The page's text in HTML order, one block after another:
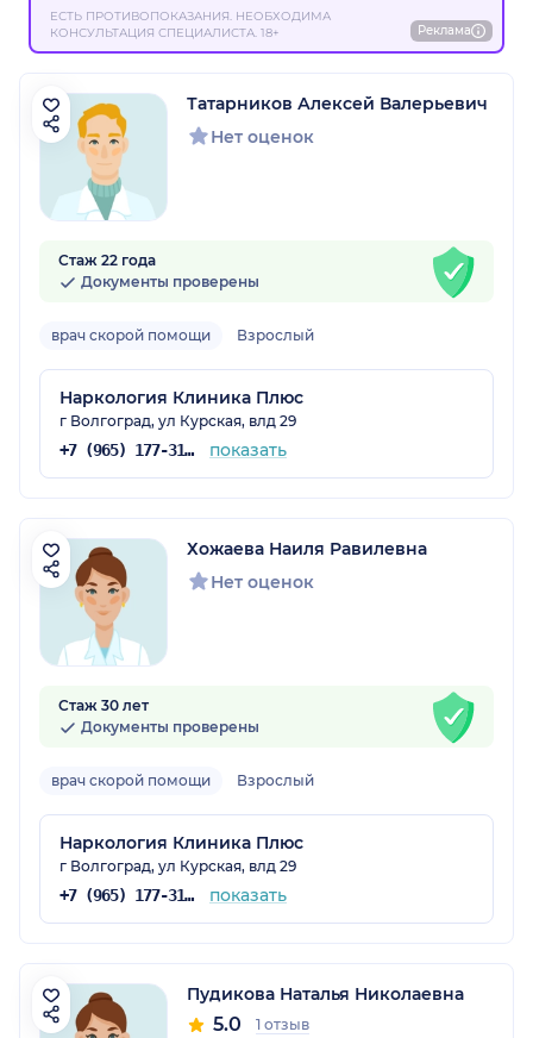
ЕСТЬ ПРОТИВОПОКАЗАНИЯ. НЕОБХОДИМА
КОНСУЛЬТАЦИЯ СПЕЦИАЛИСТА. 18+
Реклама
Татарников Алексей Валерьевич
Нет оценок
Стаж 22 года
Документы проверены
врач скорой помощи Взрослый
Наркология Клиника Плюс
г Волгоград, ул Курская, влд 29
+7 (965) 177-31-35 показать
Хожаева Наиля Равилевна
Нет оценок
Стаж 30 лет
Документы проверены
врач скорой помощи Взрослый
Наркология Клиника Плюс
г Волгоград, ул Курская, влд 29
+7 (965) 177-31-35 показать
Пудикова Наталья Николаевна
5.0
1 отзыв